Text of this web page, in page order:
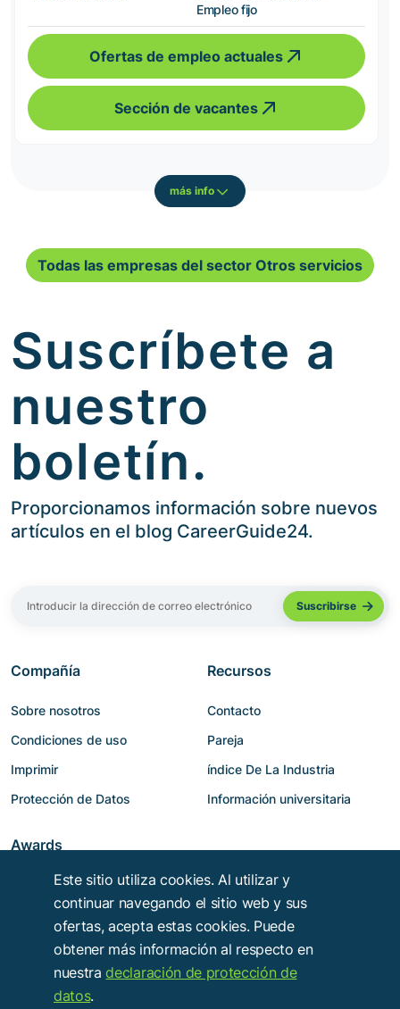
Empleo fijo
Ofertas de empleo actuales
Sección de vacantes
más info
Todas las empresas del sector Otros servicios
Suscríbete a
nuestro
boletín.
Proporcionamos información sobre nuevos
artículos en el blog CareerGuide24.
Compañía
Sobre nosotros
Condiciones de uso
Imprimir
Protección de Datos
Recursos
Contacto
Pareja
índice De La Industria
Información universitaria
Awards
Este sitio utiliza cookies. Al utilizar y
continuar navegando el sitio web y sus
ofertas, acepta estas cookies. Puede
obtener más información al respecto en
nuestradeclaración de protección de
datos.